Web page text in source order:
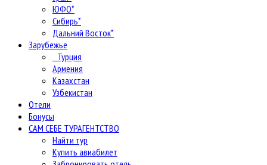
ЮФО*
Сибирь*
Дальний Восток*
Зарубежье
Турция
Армения
Казахстан
Узбекистан
Отели
Бонусы
САМ СЕБЕ ТУРАГЕНТСТВО
Найти тур
Купить авиабилет